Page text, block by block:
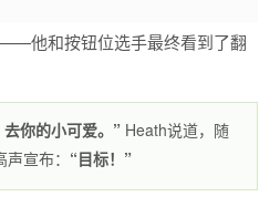
他和按钮位选手最终看到了翻
你的小可爱。” Heath说道，随
宣布： “目标！”